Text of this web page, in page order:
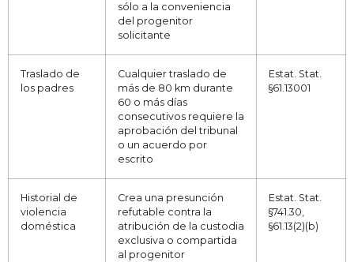
sólo a la conveniencia
del progenitor
solicitante
Traslado de
los padres
Cualquier traslado de
más de 80 km durante
60 o más días
consecutivos requiere la
aprobación del tribunal
o un acuerdo por
escrito
Estat. Stat.
§61.13001
Historial de
violencia
doméstica
Crea una presunción
refutable contra la
atribución de la custodia
exclusiva o compartida
al progenitor
Estat. Stat.
§741.30,
§61.13(2)(b)